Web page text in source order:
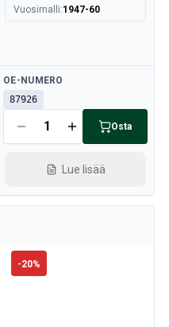
Vuosimalli:1947-60
Saatavilla
OE-NUMERO
87926
Osta
Lue lisää
-20%